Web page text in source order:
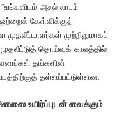
“உங்களிடம் அசல் லாபம்
கேள்விக்குத்
முற்றிலுமாகப்
தொய்வுக் காலத்தில்
தங்களின்
தள்ளப்பட்டுள்ளன.
உயிர்ப்புடன் வைக்கும்